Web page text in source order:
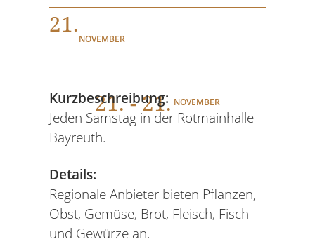
21.
NOVEMBER
21. - 21. NOVEMBER
Kurzbeschreibung:
Jeden Samstag in der Rotmainhalle
Bayreuth.
Details:
Regionale Anbieter bieten Pflanzen,
Obst, Gemüse, Brot, Fleisch, Fisch
und Gewürze an.